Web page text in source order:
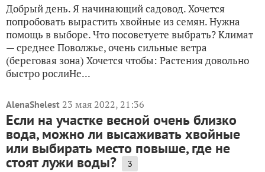
Добрый день. Я начинающий садовод. Хочется
попробовать вырастить хвойные из семян. Нужна
помощь в выборе. Что посоветуете выбрать? Климат
— среднее Поволжье, очень сильные ветра
(береговая зона) Хочется чтобы: Растения довольно
быстро рослиНе...
AlenaShelest 23 мая 2022, 21:36
Если на участке весной очень близко
вода, можно ли высаживать хвойные
или выбирать место повыше, где не
стоят лужи воды? 3